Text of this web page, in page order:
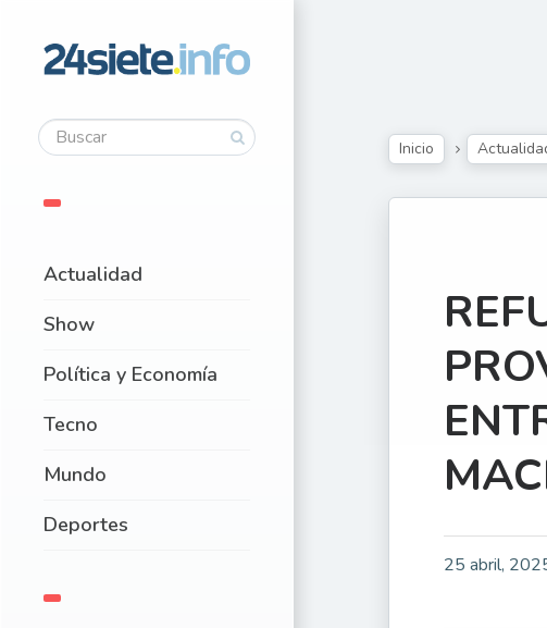
Actualidad
Show
Política y Economía
Tecno
Mundo
Deportes
Inicio
25 abril,